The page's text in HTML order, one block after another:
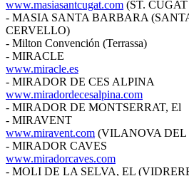
www.masiasantcugat.com (ST.
- MASIA SANTA BARBARA
CERVELLO)
- Milton Convención (Terrassa)
- MIRACLE
www.miracle.es
- MIRADOR DE CES ALPINA
www.miradordecesalpina.com
- MIRADOR DE MONTSERRAT, El
- MIRAVENT
www.miravent.com (VILANOVA DEL
- MIRADOR CAVES
www.miradorcaves.com
- MOLI DE LA SELVA, EL